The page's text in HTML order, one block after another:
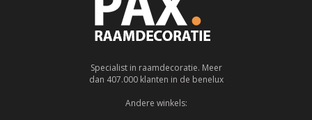
Specialist in raamdecoratie. Meer
dan 407.000 klanten in de benelux
Andere winkels: